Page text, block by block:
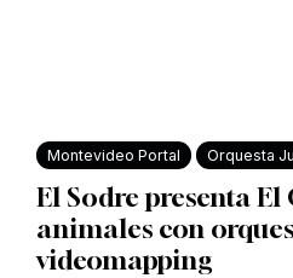
Montevideo Portal Orquesta
El Sodre presenta
animales con
videomapping